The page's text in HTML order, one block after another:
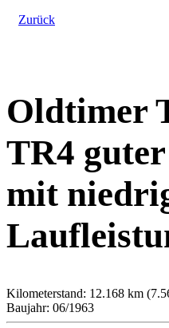
Zurück
Oldtimer
TR4
mit
Kilometerstand: 12.168 km
Baujahr: 06/1963